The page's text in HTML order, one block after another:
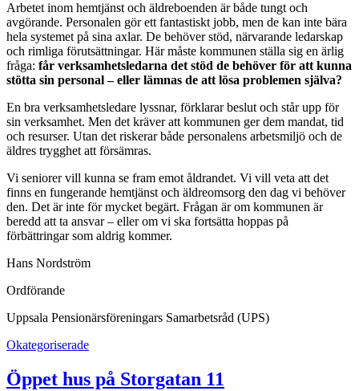
Arbetet inom hemtjänst och äldreboenden är både tungt och
avgörande. Personalen gör ett fantastiskt jobb, men de kan inte bära
hela systemet på sina axlar. De behöver stöd, närvarande ledarskap
och rimliga förutsättningar. Här måste kommunen ställa sig en ärlig
fråga: får verksamhetsledarna det stöd de behöver för att kunna
stötta sin personal – eller lämnas de att lösa problemen själva?
En bra verksamhetsledare lyssnar, förklarar beslut och står upp för
sin verksamhet. Men det kräver att kommunen ger dem mandat, tid
och resurser. Utan det riskerar både personalens arbetsmiljö och de
äldres trygghet att försämras.
Vi seniorer vill kunna se fram emot åldrandet. Vi vill veta att det
finns en fungerande hemtjänst och äldreomsorg den dag vi behöver
den. Det är inte för mycket begärt. Frågan är om kommunen är
beredd att ta ansvar – eller om vi ska fortsätta hoppas på
förbättringar som aldrig kommer.
Hans Nordström
Ordförande
Uppsala Pensionärsföreningars Samarbetsråd (UPS)
Okategoriserade
Öppet hus på Storgatan 11